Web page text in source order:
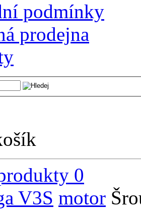
podmínky
prodejna
0
V3S motor